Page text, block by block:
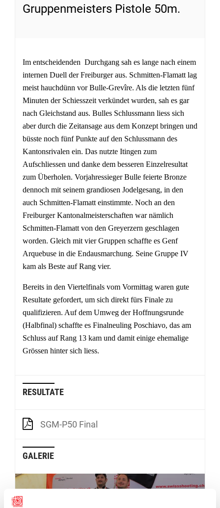
Gruppenmeisters Pistole 50m.
Im entscheidenden Durchgang sah es lange nach einem
internen Duell der Freiburger aus. Schmitten-Flamatt lag
meist hauchdünn vor Bulle-Grevîre. Als die letzten fünf
Minuten der Schiesszeit verkündet wurden, sah es gar
nach Gleichstand aus. Bulles Schlussmann liess sich
aber durch die Zeitansage aus dem Konzept bringen und
büsste noch fünf Punkte auf den Schlussmann des
Kantonsrivalen ein. Das nutzte Itingen zum
Aufschliessen und danke dem besseren Einzelresultat
zum Überholen. Vorjahressieger Bulle feierte Bronze
dennoch mit seinem grandiosen Jodelgesang, in den
auch Schmitten-Flamatt einstimmte. Noch an den
Freiburger Kantonalmeisterschaften war nämlich
Schmitten-Flamatt von den Greyerzern geschlagen
worden. Gleich mit vier Gruppen schaffte es Genf
Arquebuse in die Endausmarchung. Seine Gruppe IV
kam als Beste auf Rang vier.
Bereits in den Viertelfinals vom Vormittag waren gute
Resultate gefordert, um sich direkt fürs Finale zu
qualifizieren. Auf dem Umweg der Hoffnungsrunde
(Halbfinal) schaffte es Finalneuling Poschiavo, das am
Schluss auf Rang 13 kam und damit einige ehemalige
Grössen hinter sich liess.
RESULTATE
SGM-P50 Final
GALERIE